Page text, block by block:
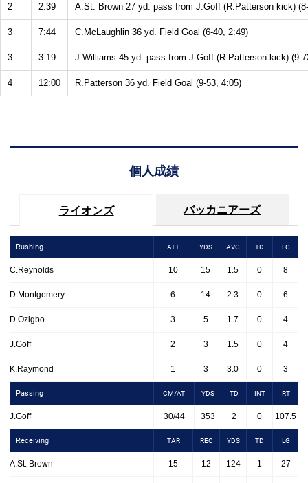
2 2:39 A.St. Brown 27 yd. pass from J.Goff (R.Patterson kick)
3 7:44 C.McLaughlin 36 yd. Field Goal (6-40, 2:49)
3 3:19 J.Williams 45 yd. pass from J.Goff (R.Patterson kick) (9-
4 12:00 R.Patterson 36 yd. Field Goal (9-53, 4:05)
個人成績
ライオンズ バッカニアーズ
Rushing ATT YDS AVG TD LG
C.Reynolds 10 15 1.5 0 8
D.Montgomery 6 14 2.3 0 6
D.Ozigbo 3 5 1.7 0 4
J.Goff 2 3 1.5 0 4
K.Raymond 1 3 3.0 0 3
Passing CM/AT YDS TD INT RT
J.Goff 30/44 353 2 0 107.5
Receiving TAR REC YDS TD LG
A.St. Brown 15 12 124 1 27